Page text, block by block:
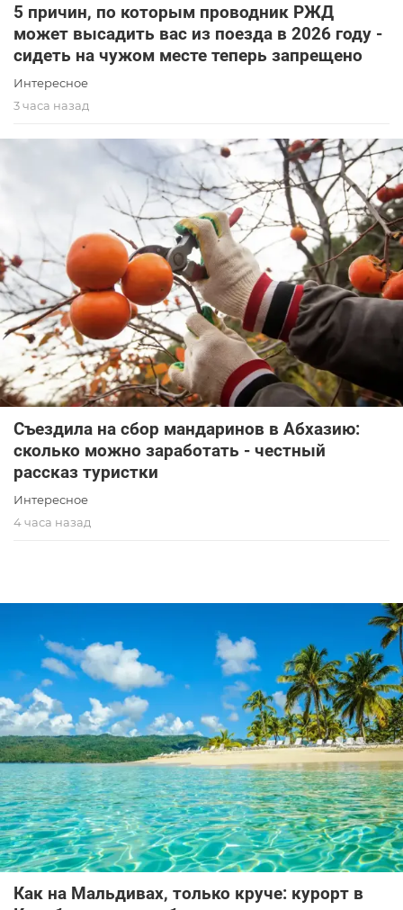
5 причин, по которым проводник РЖД
может высадить вас из поезда в 2026 году -
сидеть на чужом месте теперь запрещено
Интересное
3 часа назад
Съездила на сбор мандаринов в Абхазию:
сколько можно заработать - честный
рассказ туристки
Интересное
4 часа назад
Как на Мальдивах, только круче: курорт в